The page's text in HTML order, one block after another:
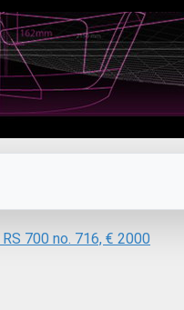
700 no. 716, € 2000